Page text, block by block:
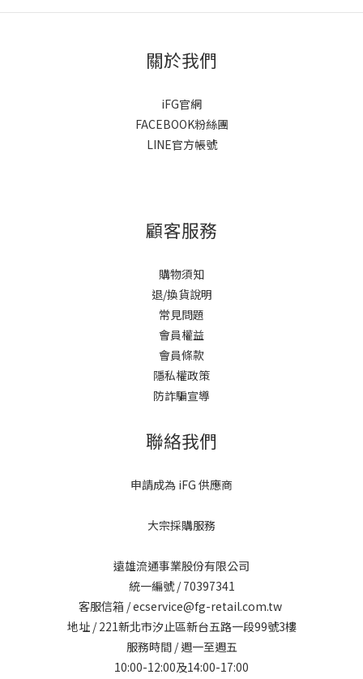
關於我們
iFG官網
FACEBOOK粉絲團
LINE官方帳號
顧客服務
購物須知
退/換貨說明
常見問題
會員權益
會員條款
隱私權政策
防詐騙宣導
聯絡我們
申請成為 iFG 供應商
大宗採購服務
遠雄流通事業股份有限公司
統一編號 / 70397341
客服信箱 / ecservice@fg-retail.com.tw
地址 / 221新北市汐止區新台五路一段99號3樓
服務時間 / 週一至週五
10:00-12:00及14:00-17:00